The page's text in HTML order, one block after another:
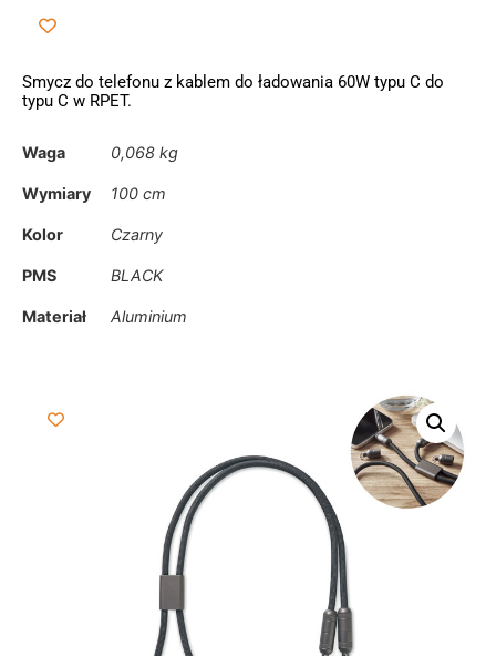
Smycz do telefonu z kablem do ładowania 60W typu C do
typu C w RPET.
Waga 0,068 kg
Wymiary 100 cm
Kolor Czarny
PMS BLACK
Materiał Aluminium